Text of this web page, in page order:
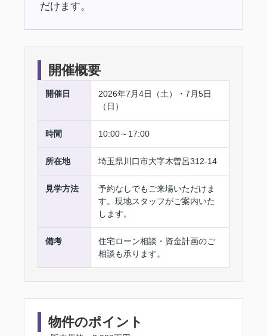
だけます。
開催概要
開催日
2026年7月4日（土）・7月5日
（日）
時間 10:00～17:00
所在地 埼玉県川口市大字木曽呂312-14
見学方法
予約なしでもご来場いただけま
す。現地スタッフがご案内いた
します。
備考
住宅ローン相談・資金計画のご
相談も承ります。
物件のポイント